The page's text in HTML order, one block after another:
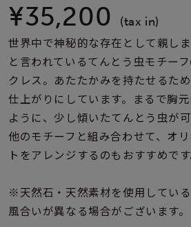
着用シーン
コレクション
レディース
リングサイズ
メンズ
リングサイズ
¥35,200 (tax in)
世界中で神秘的な存在として親し
と言われているてんとう虫モチー
クレス。あたたかみを持たせるた
仕上がりにしています。まるで胸
ように、少し傾いたてんとう虫が可
他のモチーフと組み合わせて、オ
トをアレンジするのもおすすめです
※天然石・天然素材を使用してい
風合いが異なる場合がございます。